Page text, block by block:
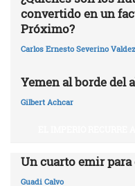
convertido en un
Próximo?
Carlos Ernesto Severino Valdez
Yemen al borde del
Gilbert Achcar
Un cuarto emir para
Guadi Calvo